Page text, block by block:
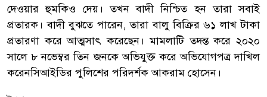
দেওয়ার হুমকিও দেয়। তখন বাদী নিশ্চিত হন তারা সবাই
প্রতারক। বাদী বুঝতে পারেন, তারা বালু বিক্রির ৬১ লাখ টাকা
প্রতারণা করে আত্মসাৎ করেছেন। মামলাটি তদন্ত করে ২০২০
সালে ৮ নভেম্বর তিন জনকে অভিযুক্ত করে অভিযোগপত্র দাখিল
করেনসিআইডির পুলিশের পরিদর্শক আকরাম হোসেন।